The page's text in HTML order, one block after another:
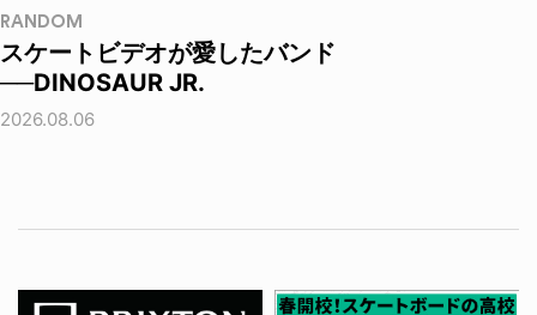
RANDOM
スケートビデオが愛したバンド
──DINOSAUR JR.
2026.08.06